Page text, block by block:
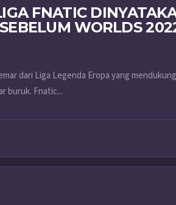
FNATIC
WORLDS
dari Liga Legenda Eropa yang
buruk. Fnatic...